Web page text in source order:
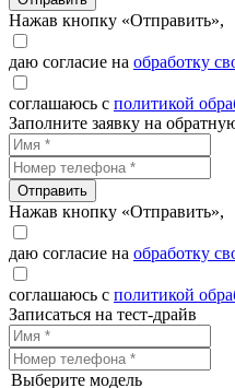
Нажав кнопку «Отправить»,
даю согласие на обработку
соглашаюсь с политикой
Заполните заявку на
Отправить
Нажав кнопку «Отправить»,
даю согласие на обработку
соглашаюсь с политикой
Записаться на тест-драйв
Выберите модель